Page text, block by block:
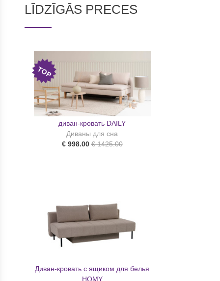
LĪDZĪGĀS PRECES
TOP
диван-кровать DAILY
Диваны для сна
€ 998.00 € 1425.00
Диван-кровать с ящиком для белья
HOMY